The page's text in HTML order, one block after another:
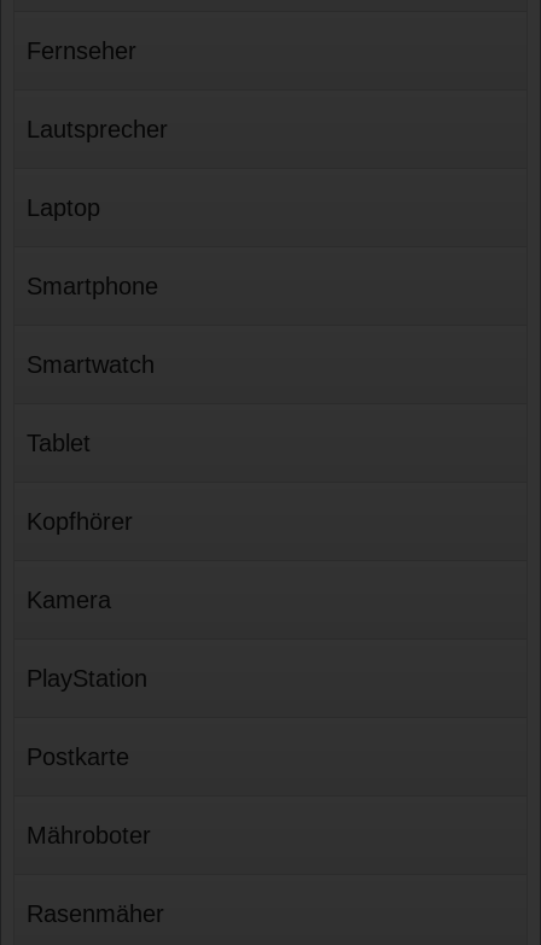
Fernseher
Lautsprecher
Laptop
Smartphone
Smartwatch
Tablet
Kopfhörer
Kamera
PlayStation
Postkarte
Mähroboter
Rasenmäher